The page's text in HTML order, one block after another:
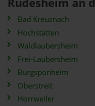
Bad Kreuznach
Hochstätten
Waldlaubersheim
Frei-Laubersheim
Burgsponheim
Oberstreit
Horrweiler